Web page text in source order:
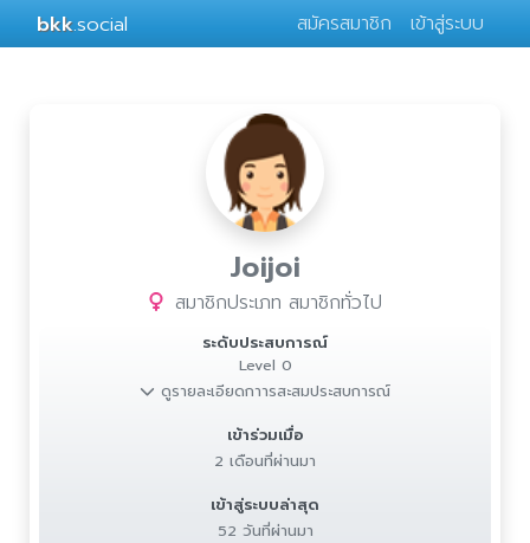
bkk.social สมัครสมาชิก เข้าสู่ระบบ
Joijoi
สมาชิกประเภท สมาชิกทั่วไป
ระดับประสบการณ์
Level 0
ดูรายละเอียดกาารสะสมประสบการณ์
เข้าร่วมเมื่อ
2 เดือนที่ผ่านมา
เข้าสู่ระบบล่าสุด
52 วันที่ผ่านมา